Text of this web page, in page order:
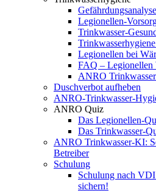
Legionellen-
Trinkwasser-
Legionellen bei
FAQ – Legionellen
ANRO
Duschverbot aufheben
ANRO-Trinkwasser-
ANRO Quiz
Das Legionellen-
Das Trinkwasser-
ANRO Trinkwasser-KI:
Betreiber
Schulung
Schulung nach
sichern!